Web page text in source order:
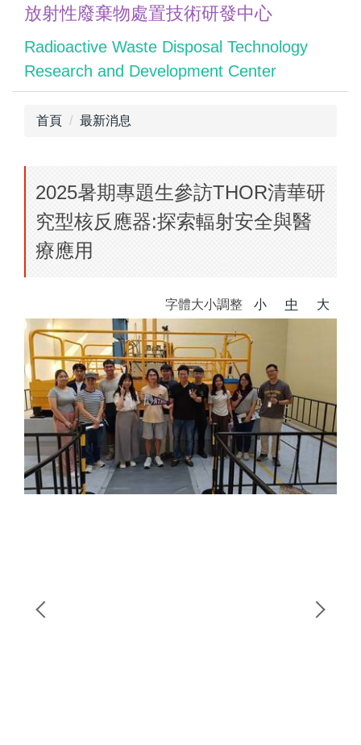
內
放射性廢棄物處置技術研發中心
Radioactive Waste Disposal Technology
Research and Development Center
首頁 最新消息
2025暑期專題生參訪THOR清華研
究型核反應器:探索輻射安全與醫
療應用
字體大小調整 小 中 大